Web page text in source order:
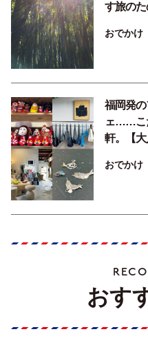
す旅のた
おでかけ
福岡発
ェ……こ
軒。【大
おでかけ
おす